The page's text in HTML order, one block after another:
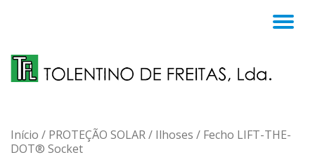
content
Início / PROTEÇÃO SOLAR/ Ilhoses / Fecho LIFT-THE-
DOT® Socket